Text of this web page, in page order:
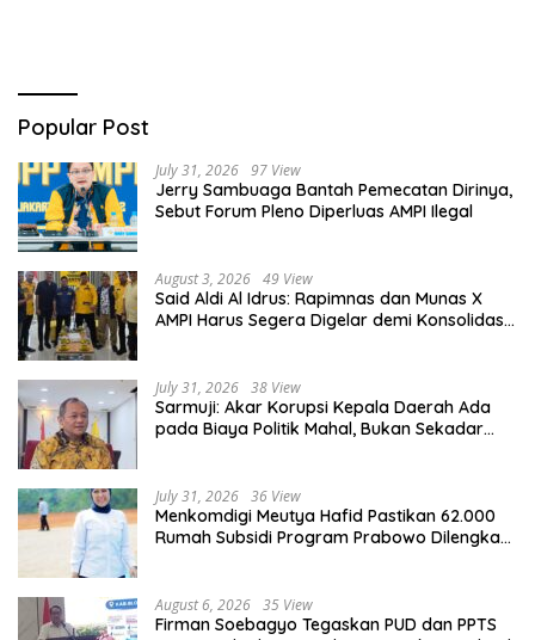
Popular Post
July 31, 2026 97 View
Jerry Sambuaga Bantah Pemecatan Dirinya,
Sebut Forum Pleno Diperluas AMPI Ilegal
August 3, 2026 49 View
Said Aldi Al Idrus: Rapimnas dan Munas X
AMPI Harus Segera Digelar demi Konsolidasi
July 31, 2026 38 View
Sarmuji: Akar Korupsi Kepala Daerah Ada
pada Biaya Politik Mahal, Bukan Sekadar
July 31, 2026 36 View
Menkomdigi Meutya Hafid Pastikan 62.000
Rumah Subsidi Program Prabowo Dilengkapi
August 6, 2026 35 View
Firman Soebagyo Tegaskan PUD dan PPTS